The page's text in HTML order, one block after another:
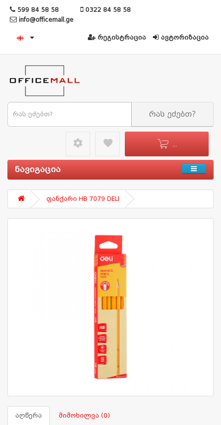
599 84 58 58
0322 84 58 58
info@officemall.ge
რეგისტრაცია ავტორიზაცია
რას ეძებთ?
0 - 0
favorite
settings49
ნავიგაცია
ფანქარი HB 7079 DELI
აღწერა მიმოხილვა (0)